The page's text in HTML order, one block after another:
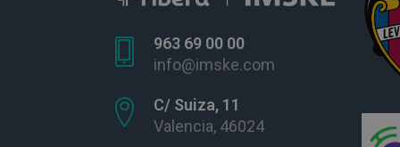
963 69 00 00
info@imske.com
C/ Suiza, 11
Valencia, 46024